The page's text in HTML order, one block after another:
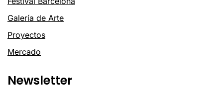
Galería de Arte
Proyectos
Mercado
Newsletter